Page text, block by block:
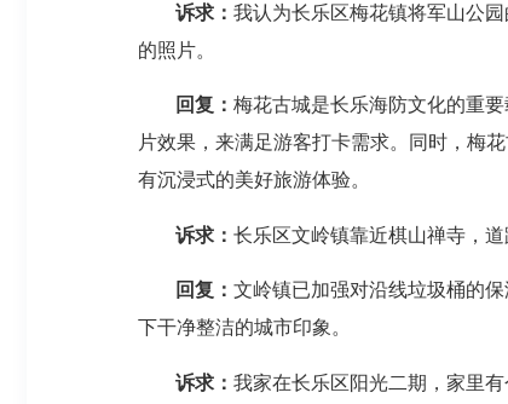
诉求： 我认为长乐区梅花镇将军山公
的照片。
回复： 梅花古城是长乐海防文化的重
片效果，来满足游客打卡需求。同时，梅
有沉浸式的美好旅游体验。
诉求： 长乐区文岭镇靠近棋山禅寺，
回复： 文岭镇已加强对沿线垃圾桶的
下干净整洁的城市印象。
诉求： 我家在长乐区阳光二期，家里